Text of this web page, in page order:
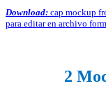
Download: cap mockup
para editar en archivo
2